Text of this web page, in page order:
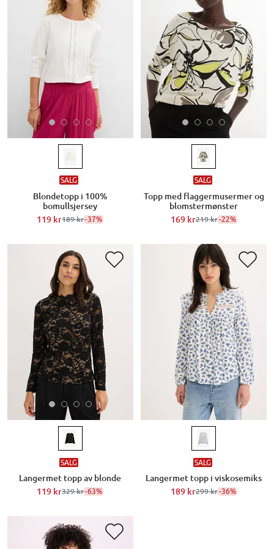
SALG
Blondetopp i 100%
bomullsjersey
119 kr189 kr-37%
SALG
Topp med flaggermusermer og
blomstermønster
169 kr219 kr-22%
SALG
Langermet topp av blonde
119 kr329 kr-63%
SALG
Langermet topp i viskosemiks
189 kr299 kr-36%